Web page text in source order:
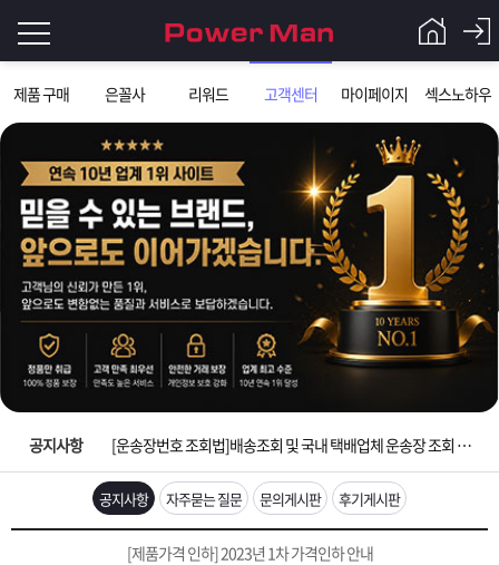
제품 구매 은꼴사 리워드 고객센터 마이페이지 섹스노하우
그
인
이
필
요
니
로
Q&A
파
워
맨
제
품
은
공지사항
입금확인이 안되는 상황을 대비해 꼭 입금후 고객센터 연락바랍니다.
[2026구정 연휴]설 연휴 배송 및 휴무 안내
[운송장번호 조회법]배송조회 및 국내 택배업체 운송장 조회 하는법
[ios앱 오픈]아이폰 고객 앱설치 가능합니다.
[무인택배함 이용 안내] 집 밖에 주소로 택배 받기
공지사항 자주묻는 질문 문의게시판 후기게시판
[제품가격 인하] 2023년 1차 가격인하 안내